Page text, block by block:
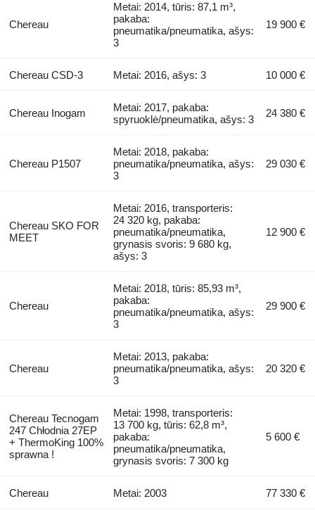
Chereau
Metai: 2014, tūris: 87,1 m³,
pakaba:
pneumatika/pneumatika, ašys:
3
19 900 €
Chereau CSD-3 Metai: 2016, ašys: 3 10 000 €
Chereau Inogam
Metai: 2017, pakaba:
spyruoklė/pneumatika, ašys: 3
24 380 €
Chereau P1507
Metai: 2018, pakaba:
pneumatika/pneumatika, ašys:
3
29 030 €
Chereau SKO FOR
MEET
Metai: 2016, transporteris:
24 320 kg, pakaba:
pneumatika/pneumatika,
grynasis svoris: 9 680 kg,
ašys: 3
12 900 €
Chereau
Metai: 2018, tūris: 85,93 m³,
pakaba:
pneumatika/pneumatika, ašys:
3
29 900 €
Chereau
Metai: 2013, pakaba:
pneumatika/pneumatika, ašys:
3
20 320 €
Chereau Tecnogam
247 Chłodnia 27EP
+ ThermoKing 100%
sprawna !
Metai: 1998, transporteris:
13 700 kg, tūris: 62,8 m³,
pakaba:
pneumatika/pneumatika,
grynasis svoris: 7 300 kg
5 600 €
Chereau Metai: 2003 77 330 €